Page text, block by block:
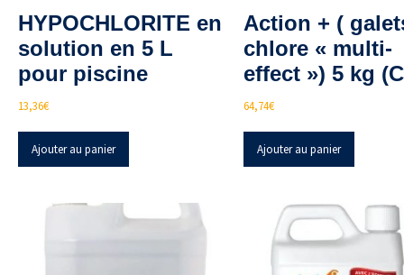
HYPOCHLORITE en
solution en 5 L
pour piscine
13,36€
Ajouter au panier
Action + (
chlore « multi-
effect ») 5 kg
64,74€
Ajouter au panier